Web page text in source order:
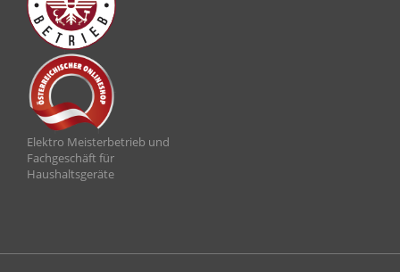
Elektro Meisterbetrieb und
Fachgeschäft für
Haushaltsgeräte